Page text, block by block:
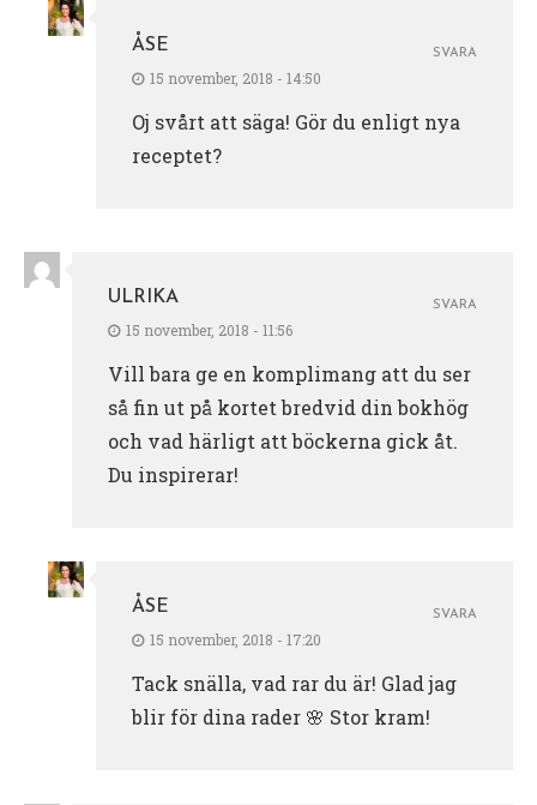
ÅSE
15 november, 2018 - 14:50
Oj svårt att säga! Gör du enligt nya
receptet?
SVARA
ULRIKA
15 november, 2018 - 11:56
Vill bara ge en komplimang att du ser
så fin ut på kortet bredvid din bokhög
och vad härligt att böckerna gick åt.
Du inspirerar!
SVARA
ÅSE
15 november, 2018 - 17:20
Tack snälla, vad rar du är! Glad jag
blir för dina rader 🌸 Stor kram!
SVARA